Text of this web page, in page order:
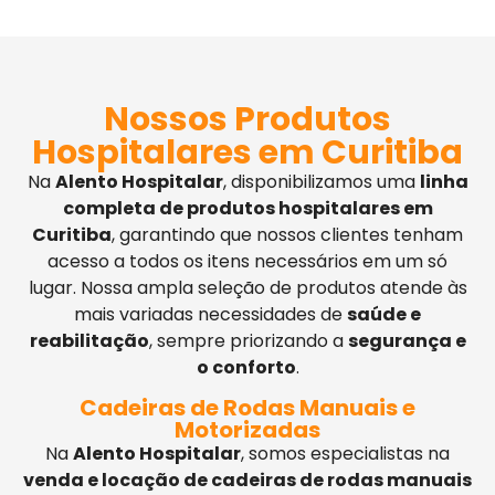
Nossos Produtos
Hospitalares em Curitiba
NaAlento Hospitalar, disponibilizamos uma linha
completa de produtos hospitalares em
Curitiba, garantindo que nossos clientes tenham
acesso a todos os itens necessários em um só
lugar. Nossa ampla seleção de produtos atende às
mais variadas necessidades desaúde e
reabilitação, sempre priorizando asegurança e
o conforto.
Cadeiras de Rodas Manuais e
Motorizadas
NaAlento Hospitalar, somos especialistas na
venda e locação de cadeiras de rodas manuais